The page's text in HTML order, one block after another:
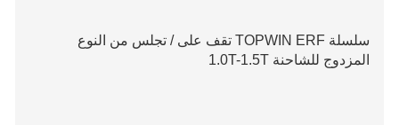
سلسلة TOPWIN ERF تقف على / تجلس من النوع
المزدوج للشاحنة 1.0T-1.5T